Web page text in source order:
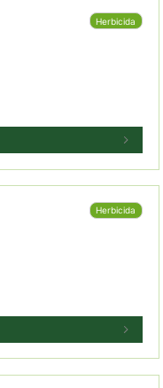
Herbicida
Herbicida